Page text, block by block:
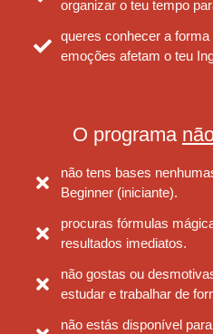
organizar o teu tempo
queres conhecer a
emoções afetam o teu
O programa
não tens bases
Beginner (iniciante).
procuras fórmulas
resultados imediatos.
não gostas ou
estudar e trabalhar de
não estás disponível